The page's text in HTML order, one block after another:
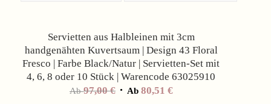
Servietten aus Halbleinen mit 3cm
handgenähten Kuvertsaum | Design 43 Floral
Fresco | Farbe Black/Natur | Servietten-Set mit
4, 6, 8 oder 10 Stück | Warencode 63025910
Ab97,00€ Ab 80,51 €